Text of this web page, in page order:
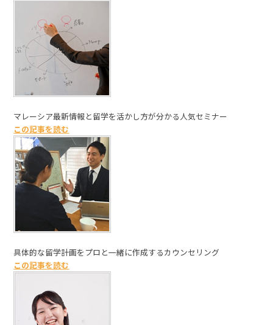
マレーシア最新情報と留学を活かし方が分かる人気セミナー
この記事を読む
具体的な留学計画をプロと一緒に作成するカウンセリング
この記事を読む